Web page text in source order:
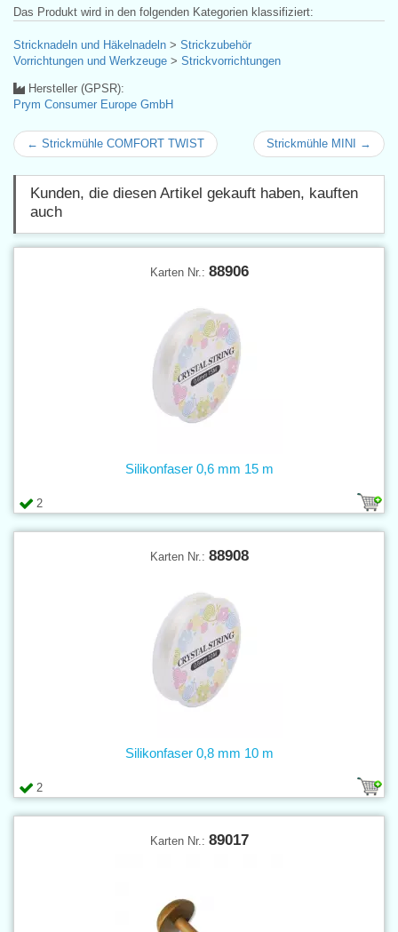
Das Produkt wird in den folgenden Kategorien klassifiziert:
Stricknadeln und Häkelnadeln > Strickzubehör
Vorrichtungen und Werkzeuge > Strickvorrichtungen
Hersteller (GPSR):
Prym Consumer Europe GmbH
← Strickmühle COMFORT TWIST Strickmühle MINI →
Kunden, die diesen Artikel gekauft haben, kauften
auch
Karten Nr.: 88906
2
Silikonfaser 0,6 mm 15 m
Karten Nr.: 88908
2
Silikonfaser 0,8 mm 10 m
Karten Nr.: 89017